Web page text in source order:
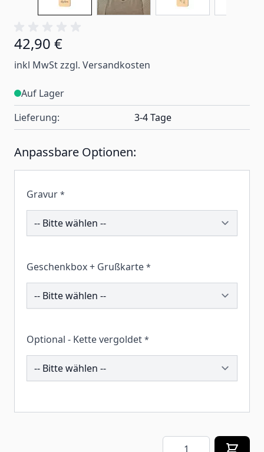
42,90 €
inkl MwSt zzgl. Versandkosten
Auf Lager
Lieferung:
3-4 Tage
Anpassbare Optionen:
Gravur *
207535
Geschenkbox + Grußkarte *
259957
Optional - Kette vergoldet *
206940
Menge